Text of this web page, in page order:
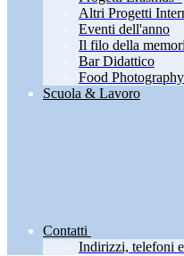
Altri Progetti
Eventi dell'anno
Il filo della
Bar Didattico
Food
Scuola & Lavoro
Contatti
Indirizzi, telefoni